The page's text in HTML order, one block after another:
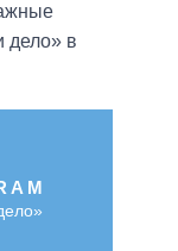
дело» в